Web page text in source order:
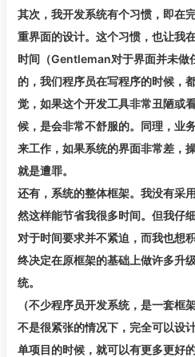
其次，我开发系统有个习惯，即在
重界面的设计。这个习惯，也让我
时间（Gentleman对于界面并未做
的，我们程序员在写程序的时候，
觉，如果这个开发工具非常丑陋或
候，是会非常不舒服的。同理，业
来工作，如果系统的界面非常差，
就是遭罪。
还有，系统的整体框架。我没有采
然这样能节省我很多时间。但我仔
对于时间要求并不紧迫，而我也想
终决定在原框架的基础上做许多升
统。
（不少程序员开发系统，是一套框
不是很紧张的情况下，完全可以设
单项目的时候，就可以有更多更好